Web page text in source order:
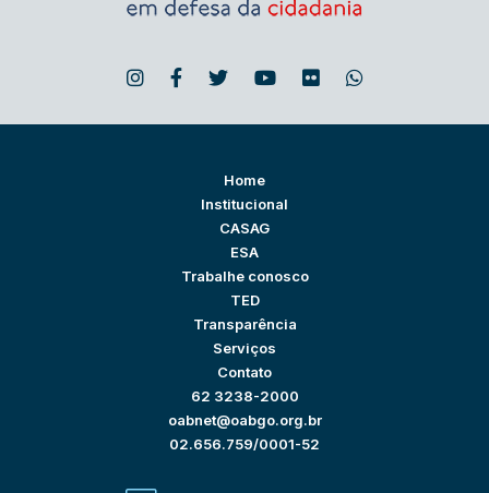
Home
Institucional
CASAG
ESA
Trabalhe conosco
TED
Transparência
Serviços
Contato
62 3238-2000
oabnet@oabgo.org.br
02.656.759/0001-52